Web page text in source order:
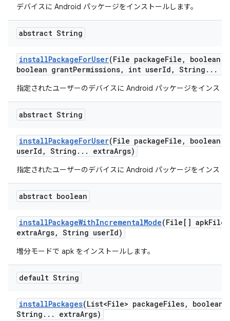
デバイスに Android パッケージをインストールします。
abstract String
installPackageForUser(File packageFile ,
boolean
boolean grantPermissions, int userId , String . . .
指定されたユーザーのデバイスに Android パッケージをインスト
abstract String
installPackageForUser(File packageFile ,
boolean
userId , String . . . extraArgs)
指定されたユーザーのデバイスに Android パッケージをインスト
abstract boolean
installPackageWithIncrementalMode(File[] apkFiles
extraArgs, String userId)
増分モードで apk をインストールします。
default String
installPackages(List<File> packageFiles,
String . . . extraArgs)